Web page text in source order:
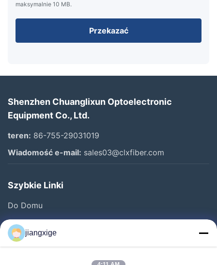
maksymalnie 10 MB.
Przekazać
Shenzhen Chuanglixun Optoelectronic
Equipment Co., Ltd.
teren: 86-755-29031019
Wiadomość e-mail: sales03@clxfiber.com
Szybkie Linki
Do Domu
Produkty
O Nas
jiangxige